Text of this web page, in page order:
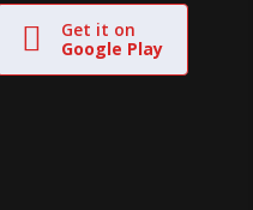
Get it on
Google Play